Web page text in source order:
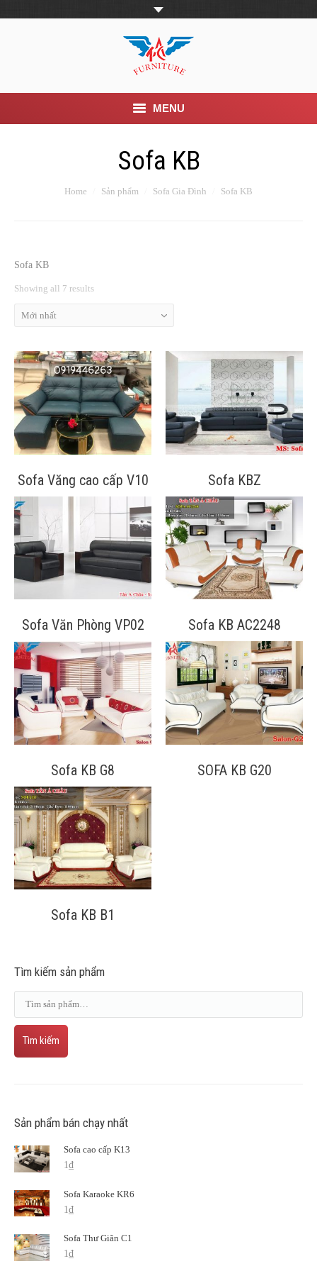
MENU
Sofa KB
Home Sản phẩm Sofa Gia Đình Sofa KB
Sofa KB
Showing all 7 results
Mới nhất
Sofa Văng cao cấp V10 Sofa KBZ
Sofa Văn Phòng VP02 Sofa KB AC2248
Sofa KB G8 SOFA KB G20
Sofa KB B1
Tìm kiếm sản phẩm
Tìm kiếm
Sản phẩm bán chạy nhất
Sofa cao cấp K13
1₫
Sofa Karaoke KR6
1₫
Sofa Thư Giãn C1
1₫